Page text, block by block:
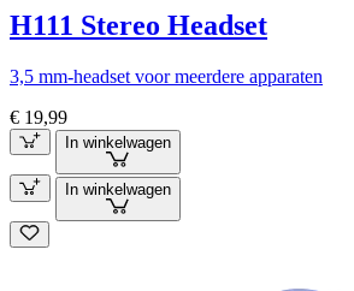
H111 Stereo Headset
3,5 mm-headset voor meerdere apparaten
€ 19,99
In winkelwagen
In winkelwagen